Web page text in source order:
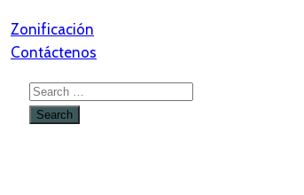
Zonificación
Contáctenos